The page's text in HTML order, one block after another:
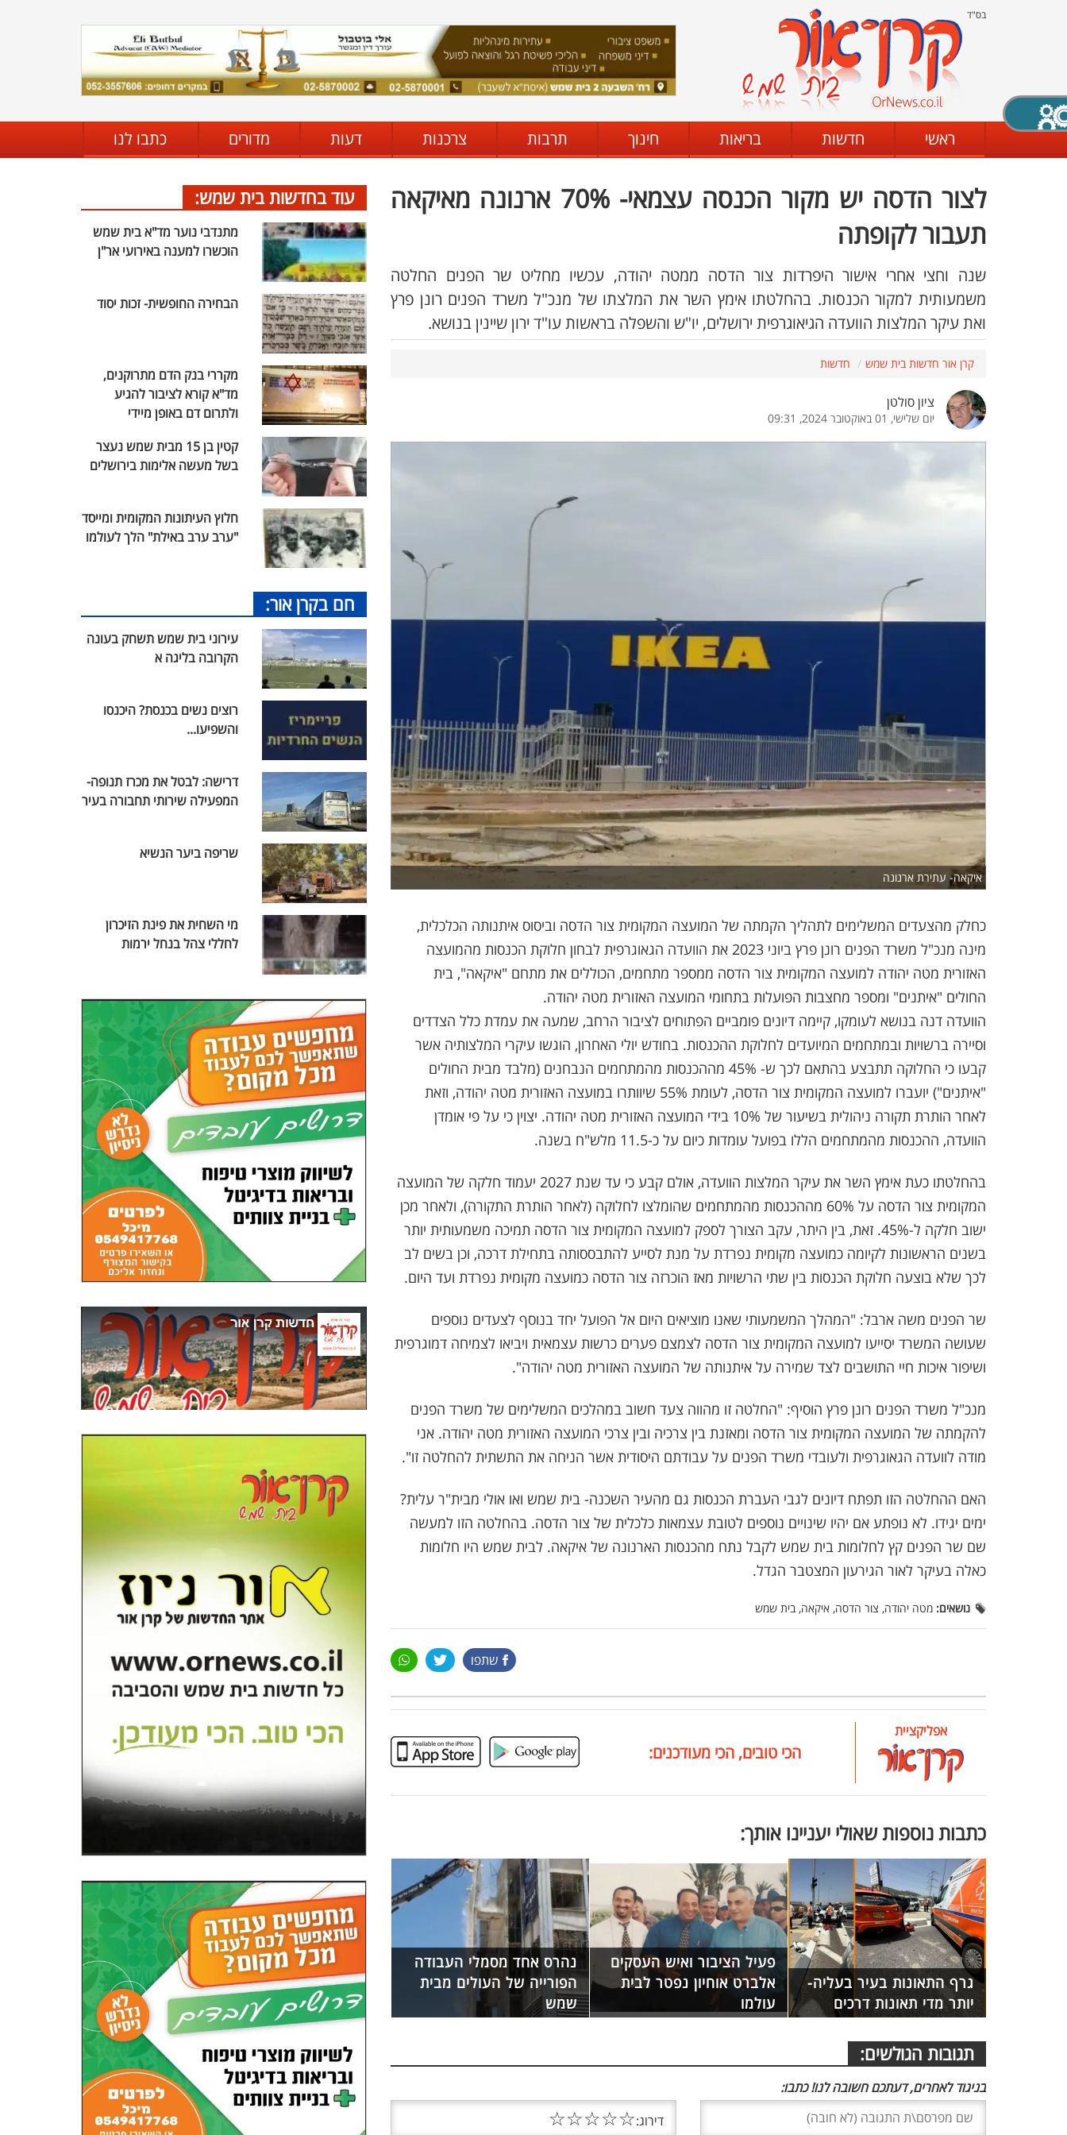
בס"ד
ראשי חדשות בריאות חינוך תרבות צרכנות דעות מדורים כתבו לנו
לצור הדסה יש מקור הכנסה עצמאי- 70% ארנונה מאיקאה
תעבור לקופתה
שנה וחצי אחרי אישור היפרדות צור הדסה ממטה יהודה, עכשיו מחליט שר הפנים החלטה
משמעותית למקור הכנסות. בהחלטתו אימץ השר את המלצתו של מנכ"ל משרד הפנים רונן פרץ
ואת עיקר המלצות הוועדה הגיאוגרפית ירושלים, יו"ש והשפלה בראשות עו"ד ירון שיינין בנושא.
קרן אור חדשות בית שמש חדשות
ציון סולטן
יום שלישי, 01 באוקטובר 2024, 09:31
איקאה- עתירת ארנונה
כחלק מהצעדים המשלימים לתהליך הקמתה של המועצה המקומית צור הדסה וביסוס איתנותה הכלכלית,
מינה מנכ"ל משרד הפנים רונן פרץ ביוני 2023 את הוועדה הגאוגרפית לבחון חלוקת הכנסות מהמועצה
האזורית מטה יהודה למועצה המקומית צור הדסה ממספר מתחמים, הכוללים את מתחם "איקאה", בית
החולים "איתנים" ומספר מחצבות הפועלות בתחומי המועצה האזורית מטה יהודה.
הוועדה דנה בנושא לעומקו, קיימה דיונים פומביים הפתוחים לציבור הרחב, שמעה את עמדת כלל הצדדים
וסיירה ברשויות ובמתחמים המיועדים לחלוקת ההכנסות. בחודש יולי האחרון, הוגשו עיקרי המלצותיה אשר
קבעו כי החלוקה תתבצע בהתאם לכך ש- 45% מההכנסות מהמתחמים הנבחנים (מלבד מבית החולים
"איתנים") יועברו למועצה המקומית צור הדסה, לעומת 55% שיוותרו במועצה האזורית מטה יהודה, וזאת
לאחר הותרת תקורה ניהולית בשיעור של 10% בידי המועצה האזורית מטה יהודה. יצוין כי על פי אומדן
הוועדה, ההכנסות מהמתחמים הללו בפועל עומדות כיום על כ-11.5 מלש"ח בשנה.
בהחלטתו כעת אימץ השר את עיקר המלצות הוועדה, אולם קבע כי עד שנת 2027 יעמוד חלקה של המועצה
המקומית צור הדסה על 60% מההכנסות מהמתחמים שהומלצו לחלוקה (לאחר הותרת התקורה), ולאחר מכן
ישוב חלקה ל-45%. זאת, בין היתר, עקב הצורך לספק למועצה המקומית צור הדסה תמיכה משמעותית יותר
בשנים הראשונות לקיומה כמועצה מקומית נפרדת על מנת לסייע להתבססותה בתחילת דרכה, וכן בשים לב
לכך שלא בוצעה חלוקת הכנסות בין שתי הרשויות מאז הוכרזה צור הדסה כמועצה מקומית נפרדת ועד היום.
שר הפנים משה ארבל: "המהלך המשמעותי שאנו מוציאים היום אל הפועל יחד בנוסף לצעדים נוספים
שעושה המשרד יסייעו למועצה המקומית צור הדסה לצמצם פערים כרשות עצמאית ויביאו לצמיחה דמוגרפית
ושיפור איכות חיי התושבים לצד שמירה על איתנותה של המועצה האזורית מטה יהודה".
מנכ"ל משרד הפנים רונן פרץ הוסיף: "החלטה זו מהווה צעד חשוב במהלכים המשלימים של משרד הפנים
להקמתה של המועצה המקומית צור הדסה ומאזנת בין צרכיה ובין צרכי המועצה האזורית מטה יהודה. אני
מודה לוועדה הגאוגרפית ולעובדי משרד הפנים על עבודתם היסודית אשר הניחה את התשתית להחלטה זו".
האם ההחלטה הזו תפתח דיונים לגבי העברת הכנסות גם מהעיר השכנה- בית שמש ואו אולי מבית"ר עלית?
ימים יגידו. לא נופתע אם יהיו שינויים נוספים לטובת עצמאות כלכלית של צור הדסה. בהחלטה הזו למעשה
שם שר הפנים קץ לחלומות בית שמש לקבל נתח מהכנסות הארנונה של איקאה. לבית שמש היו חלומות
כאלה בעיקר לאור הגירעון המצטבר הגדל.
נושאים: מטה יהודה, צור הדסה, איקאה, בית שמש
שתפו
אפליקציית
הכי טובים, הכי מעודכנים:
כתבות נוספות שאולי יעניינו אותך:
גרף התאונות בעיר בעליה-
יותר מדי תאונות דרכים
פעיל הציבור ואיש העסקים
אלברט אוחיון נפטר לבית
עולמו
נהרס אחד מסמלי העבודה
הפורייה של העולים מבית
שמש
תגובות הגולשים:
בניגוד לאחרים, דעתכם חשובה לנו! כתבו:
דירוג:☆
☆
☆
☆
☆
עוד בחדשות בית שמש:
מתנדבי נוער מד"א בית שמש
הוכשרו למענה באירועי אר"ן
הבחירה החופשית- זכות יסוד
מקררי בנק הדם מתרוקנים,
מד"א קורא לציבור להגיע
ולתרום דם באופן מיידי
קטין בן 15 מבית שמש נעצר
בשל מעשה אלימות בירושלים
חלוץ העיתונות המקומית ומייסד
"ערב ערב באילת" הלך לעולמו
חם בקרן אור:
עירוני בית שמש תשחק בעונה
הקרובה בליגה א
רוצים נשים בכנסת? היכנסו
והשפיעו...
דרישה: לבטל את מכרז תנופה-
המפעילה שירותי תחבורה בעיר
שריפה ביער הנשיא
מי השחית את פינת הזיכרון
לחללי צהל בנחל ירמות
X סגירה
מצב שחור - לבן קביעת ניגודיות
כיבוי הבהובים